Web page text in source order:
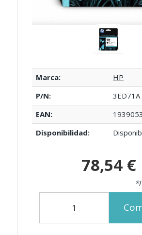
Marca:
HP
P/N:
3ED71A
EAN:
Disponibilidad:
78,54 €